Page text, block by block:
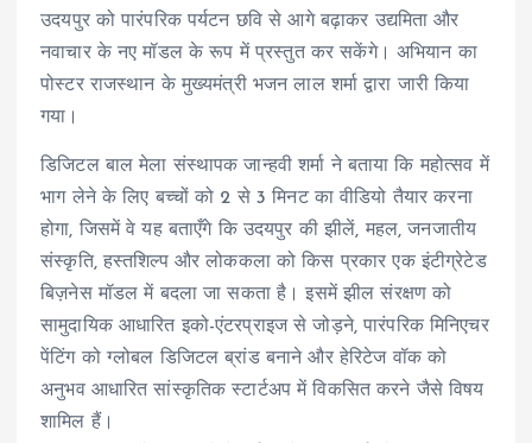
उदयपुर को पारंपरिक पर्यटन छवि से आगे बढ़ाकर उद्यमिता और
नवाचार के नए मॉडल के रूप में प्रस्तुत कर सकेंगे। अभियान का
पोस्टर राजस्थान के मुख्यमंत्री भजन लाल शर्मा द्वारा जारी किया
गया।
डिजिटल बाल मेला संस्थापक जान्हवी शर्मा ने बताया कि महोत्सव में
भाग लेने के लिए बच्चों को 2 से 3 मिनट का वीडियो तैयार करना
होगा, जिसमें वे यह बताएँगे कि उदयपुर की झीलें, महल, जनजातीय
संस्कृति, हस्तशिल्प और लोककला को किस प्रकार एक इंटीग्रेटेड
बिज़नेस मॉडल में बदला जा सकता है। इसमें झील संरक्षण को
सामुदायिक आधारित इको-एंटरप्राइज से जोड़ने, पारंपरिक मिनिएचर
पेंटिंग को ग्लोबल डिजिटल ब्रांड बनाने और हेरिटेज वॉक को
अनुभव आधारित सांस्कृतिक स्टार्टअप में विकसित करने जैसे विषय
शामिल हैं।